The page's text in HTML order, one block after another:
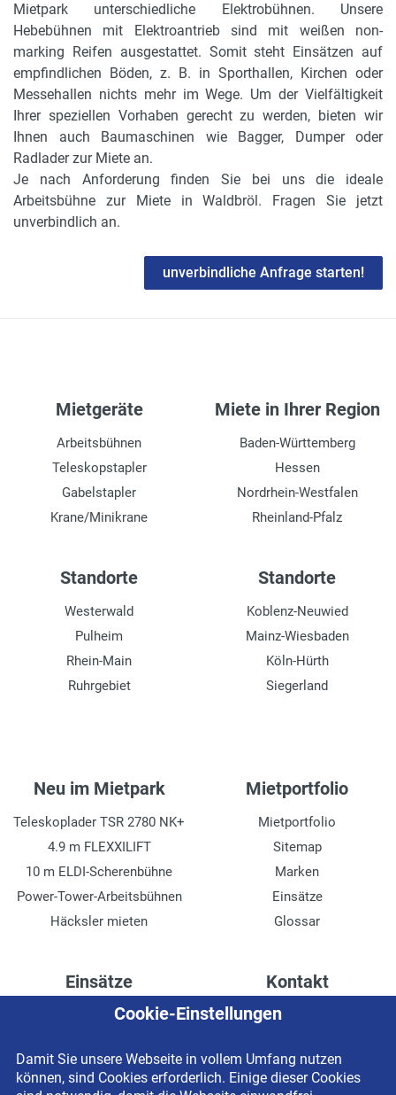
Mietpark unterschiedliche Elektrobühnen. Unsere
Hebebühnen mit Elektroantrieb sind mit weißen non-
marking Reifen ausgestattet. Somit steht Einsätzen auf
empfindlichen Böden, z. B. in Sporthallen, Kirchen oder
Messehallen nichts mehr im Wege. Um der Vielfältigkeit
Ihrer speziellen Vorhaben gerecht zu werden, bieten wir
Ihnen auch Baumaschinen wie Bagger, Dumper oder
Radlader zur Miete an.
Je nach Anforderung finden Sie bei uns die ideale
Arbeitsbühne zur Miete in Waldbröl. Fragen Sie jetzt
unverbindlich an.
unverbindliche Anfrage starten!
Mietgeräte
Arbeitsbühnen
Teleskopstapler
Gabelstapler
Krane/Minikrane
Miete in Ihrer Region
Baden-Württemberg
Hessen
Nordrhein-Westfalen
Rheinland-Pfalz
Standorte
Westerwald
Pulheim
Rhein-Main
Ruhrgebiet
Standorte
Koblenz-Neuwied
Mainz-Wiesbaden
Köln-Hürth
Siegerland
Neu im Mietpark
Teleskoplader TSR 2780 NK+
4.9 m FLEXXILIFT
10 m ELDI-Scherenbühne
Power-Tower-Arbeitsbühnen
Häcksler mieten
Mietportfolio
Mietportfolio
Sitemap
Marken
Einsätze
Glossar
Einsätze
Höhenzugang für
Drainage verlegen
Fassadenreinigung
Kontakt
Kontaktformular
Impressum
Datenschutzerklärung
Cookie-Einstellungen
Damit Sie unsere Webseite in vollem Umfang nutzen
können, sind Cookies erforderlich. Einige dieser Cookies